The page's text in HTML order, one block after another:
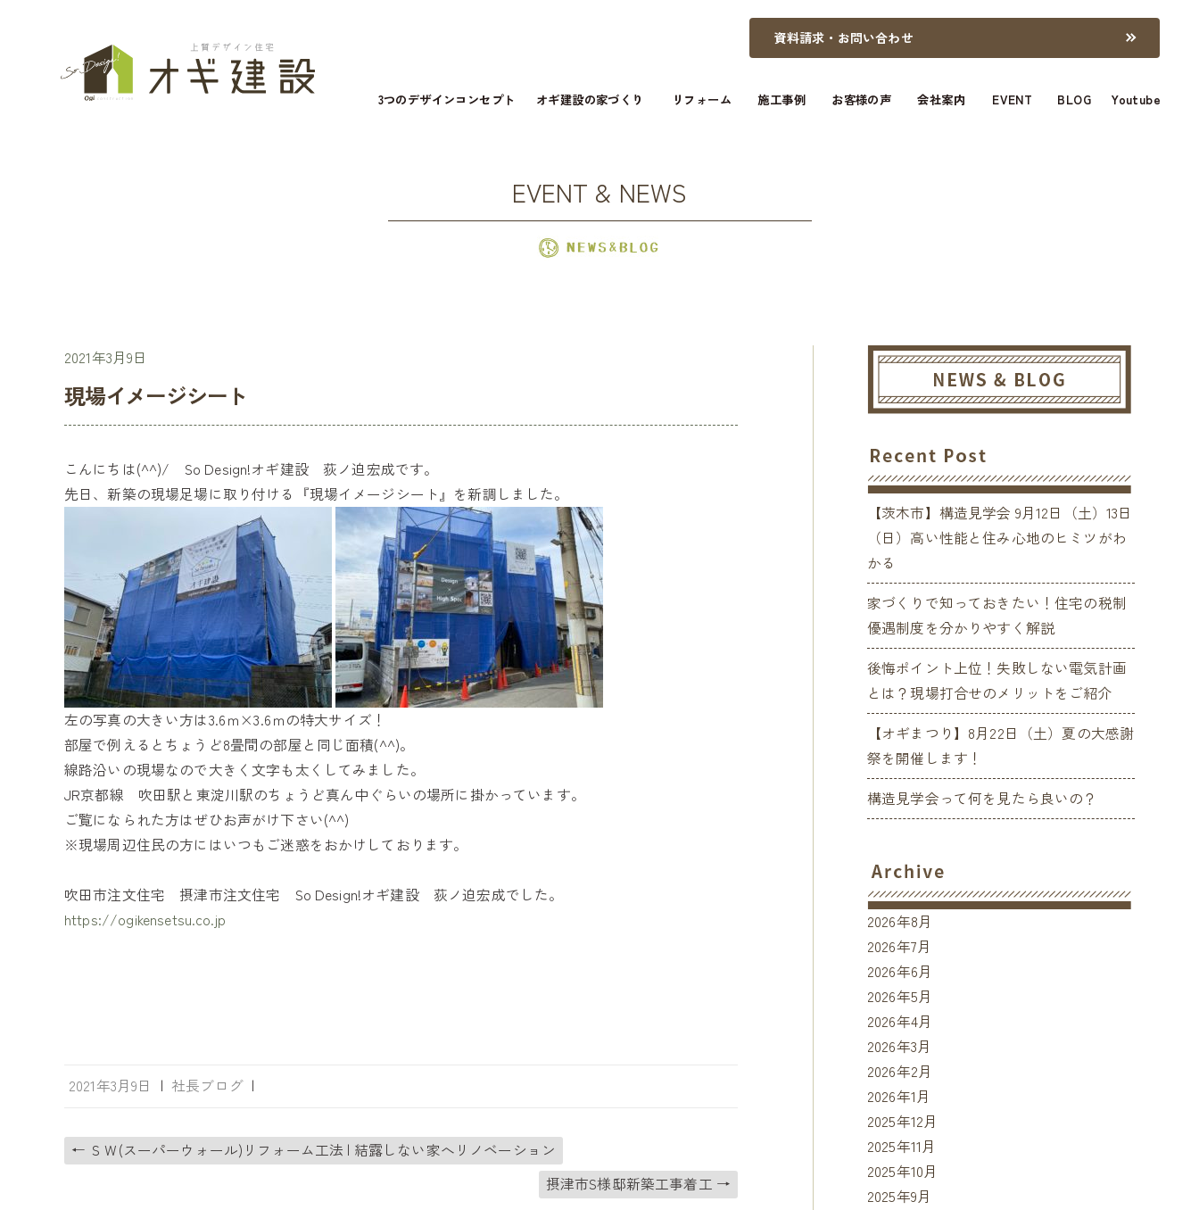
資料請求・お問い合わせ
3つのデザインコンセプト オギ建設の家づくり リフォーム 施工事例 お客様の声 会社案内 EVENT BLOG Youtube
EVENT & NEWS
2021年3月9日
現場イメージシート
こんにちは(^^)/ So Design!オギ建設 荻ノ迫宏成です。
先日、新築の現場足場に取り付ける『現場イメージシート』を新調しました。
左の写真の大きい方は3.6ｍ×3.6ｍの特大サイズ！
部屋で例えるとちょうど8畳間の部屋と同じ面積(^^)。
線路沿いの現場なので大きく文字も太くしてみました。
JR京都線 吹田駅と東淀川駅のちょうど真ん中ぐらいの場所に掛かっています。
ご覧になられた方はぜひお声がけ下さい(^^)
※現場周辺住民の方にはいつもご迷惑をおかけしております。
吹田市注文住宅 摂津市注文住宅 So Design!オギ建設 荻ノ迫宏成でした。
https://ogikensetsu.co.jp
2021年3月9日 | 社長ブログ |
← ＳＷ(スーパーウォール)リフォーム工法 | 結露しない家へリノベーション
摂津市S様邸新築工事着工 →
【茨木市】構造見学会 9月12日（土）13日
（日）高い性能と住み心地のヒミツがわ
かる
家づくりで知っておきたい！住宅の税制
優遇制度を分かりやすく解説
後悔ポイント上位！失敗しない電気計画
とは？現場打合せのメリットをご紹介
【オギまつり】8月22日（土）夏の大感謝
祭を開催します！
構造見学会って何を見たら良いの？
2026年8月
2026年7月
2026年6月
2026年5月
2026年4月
2026年3月
2026年2月
2026年1月
2025年12月
2025年11月
2025年10月
2025年9月